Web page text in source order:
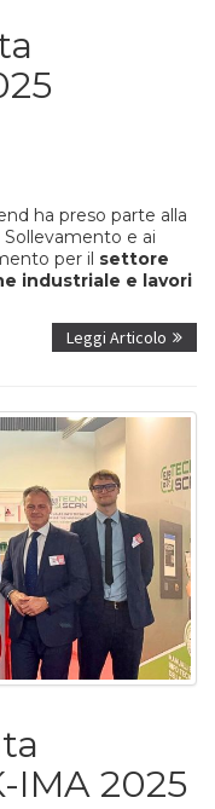
ha preso parte alla
e ai
per il settore
industriale e lavori
Leggi Articolo
IMA 2025